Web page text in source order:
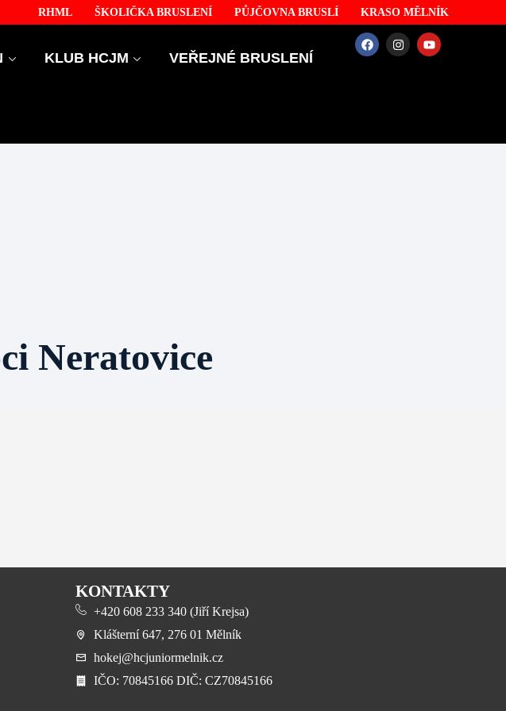
RHML ŠKOLIČKA BRUSLENÍ PŮJČOVNA BRUSLÍ KRASO MĚLNÍK
KLUB HCJM VEŘEJNÉ BRUSLENÍ
Neratovice
KONTAKTY
+420 608 233 340 (Jiří Krejsa)
Klášterní 647, 276 01 Mělník
hokej@hcjuniormelnik.cz
​IČO: 70845166 DIČ: CZ70845166